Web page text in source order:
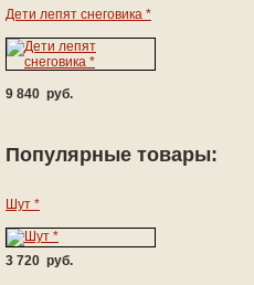
Дети лепят снеговика *
9 840 руб.
Популярные товары:
Шут *
3 720 руб.